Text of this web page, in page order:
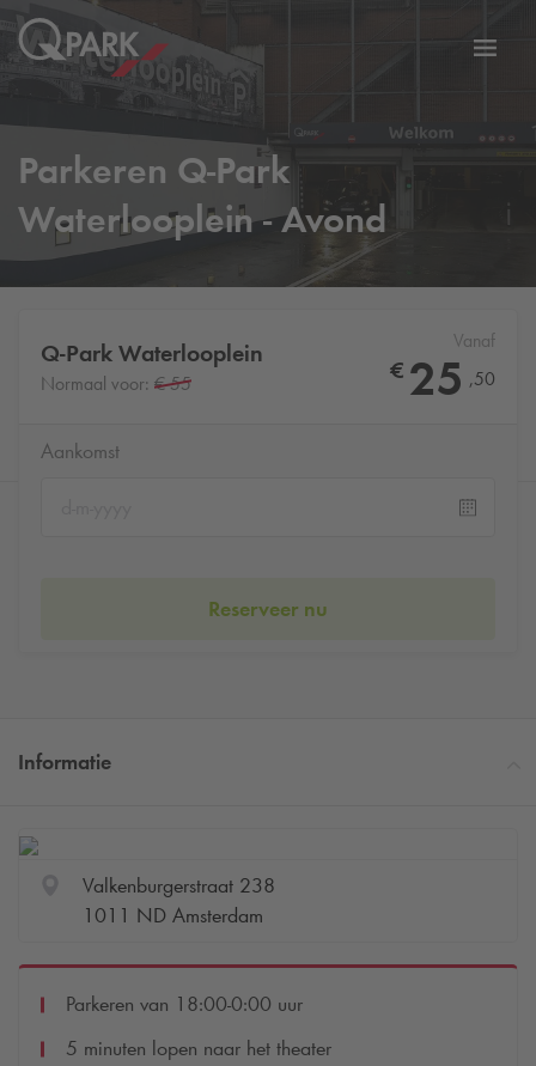
Parkeren Q-Park
Waterlooplein - Avond
Q-Park Waterlooplein
Normaal voor: € 55
Vanaf
€ 25 ,50
Aankomst
Reserveer nu
Informatie
Valkenburgerstraat 238
1011 ND Amsterdam
Parkeren van 18:00-0:00 uur
5 minuten lopen naar het theater